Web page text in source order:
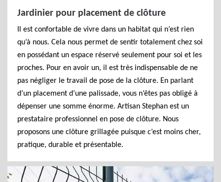
Jardinier pour placement de clôture
Il est confortable de vivre dans un habitat qui n’est rien
qu’à nous. Cela nous permet de sentir totalement chez soi
en possédant un espace réservé seulement pour soi et les
proches. Pour en avoir un, il est très indispensable de ne
pas négliger le travail de pose de la clôture. En parlant
d’un placement d’une palissade, vous n’êtes pas obligé à
dépenser une somme énorme. Artisan Stephan est un
prestataire professionnel en pose de clôture. Nous
proposons une clôture grillagée puisque c’est moins cher,
pratique, durable et présentable.